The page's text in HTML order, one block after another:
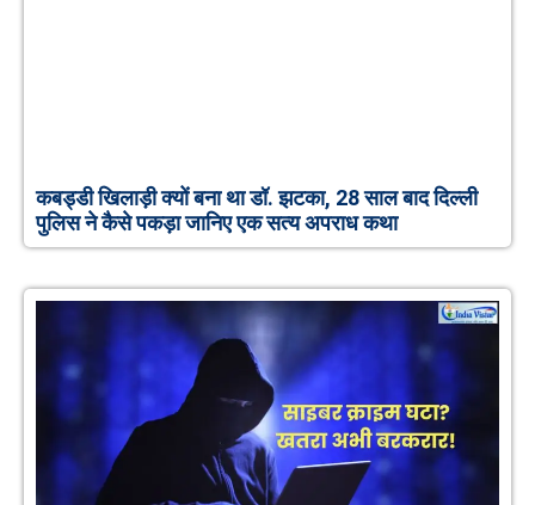
कबड्डी खिलाड़ी क्यों बना था डॉ. झटका, 28 साल बाद दिल्ली
पुलिस ने कैसे पकड़ा जानिए एक सत्य अपराध कथा